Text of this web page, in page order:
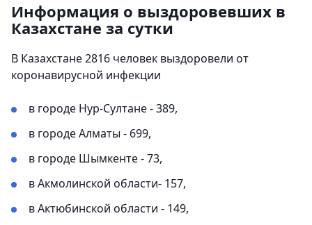
Информация о выздоровевших в
Казахстане за сутки
В Казахстане 2816 человек выздоровели от
коронавирусной инфекции
в городе Нур-Султане - 389,
в городе Алматы - 699,
в городе Шымкенте - 73,
в Акмолинской области- 157,
в Актюбинской области - 149,